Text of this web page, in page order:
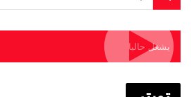
يشغل حاليا